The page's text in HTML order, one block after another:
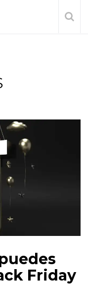
Friday